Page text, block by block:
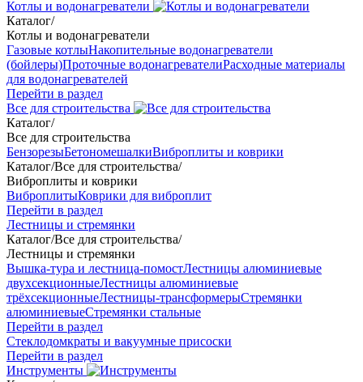
Котлы и водонагреватели
Каталог/
Котлы и водонагреватели
Газовые котлыНакопительные водонагреватели
(бойлеры)Проточные водонагревателиРасходные материалы
для водонагревателей
Перейти в раздел
Все для строительства
Каталог/
Все для строительства
БензорезыБетономешалкиВиброплиты и коврики
Каталог/Все для строительства/
Виброплиты и коврики
ВиброплитыКоврики для виброплит
Перейти в раздел
Лестницы и стремянки
Каталог/Все для строительства/
Лестницы и стремянки
Вышка-тура и лестница-помостЛестницы алюминиевые
двухсекционныеЛестницы алюминиевые
трёхсекционныеЛестницы-трансформерыСтремянки
алюминиевыеСтремянки стальные
Перейти в раздел
Стеклодомкраты и вакуумные присоски
Перейти в раздел
Инструменты